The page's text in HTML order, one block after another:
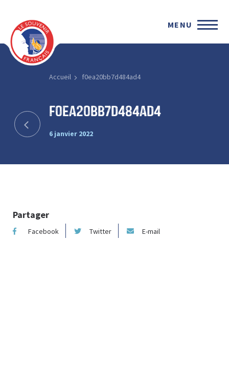
MENU
Accueil f0ea20bb7d484ad4
f0ea20bb7d484ad4
6 janvier 2022
Partager
Facebook Twitter E-mail